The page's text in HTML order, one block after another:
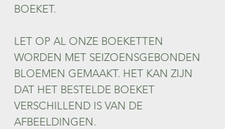
BOEKET.
LET OP AL ONZE BOEKETTEN
WORDEN MET SEIZOENSGEBONDEN
BLOEMEN GEMAAKT. HET KAN ZIJN
DAT HET BESTELDE BOEKET
VERSCHILLEND IS VAN DE
AFBEELDINGEN.